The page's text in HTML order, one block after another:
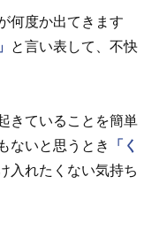
何度か出てきます
と言い表して、不快
きていることを簡単
ないと思うとき
「く
入れたくない気持ち